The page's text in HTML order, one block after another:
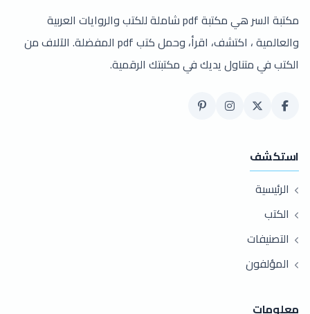
مكتبة السر هي مكتبة pdf شاملة للكتب والروايات العربية
والعالمية ، اكتشف، اقرأ، وحمل كتب pdf المفضلة. الآلاف من
الكتب في متناول يديك في مكتبتك الرقمية.
استكشف
الرئيسية
الكتب
التصنيفات
المؤلفون
معلومات